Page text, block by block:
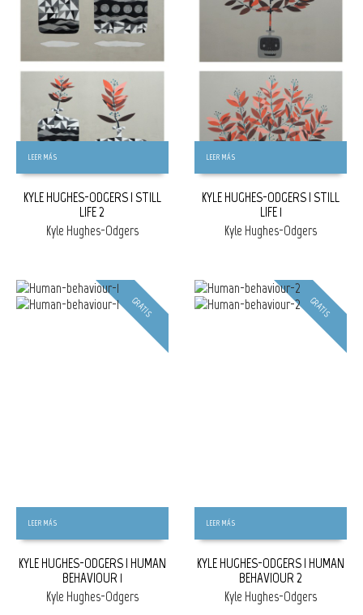
LEER MÁS
KYLE HUGHES-ODGERS | STILL
LIFE 2
Kyle Hughes-Odgers
LEER MÁS
KYLE HUGHES-ODGERS | STILL
LIFE 1
Kyle Hughes-Odgers
GRATIS
LEER MÁS
KYLE HUGHES-ODGERS | HUMAN
BEHAVIOUR 1
Kyle Hughes-Odgers
GRATIS
LEER MÁS
KYLE HUGHES-ODGERS | HUMAN
BEHAVIOUR 2
Kyle Hughes-Odgers